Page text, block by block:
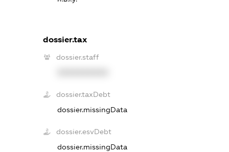
dossier.tax
dossier.staff
dossier.taxDebt
dossier.missingData
dossier.esvDebt
dossier.missingData